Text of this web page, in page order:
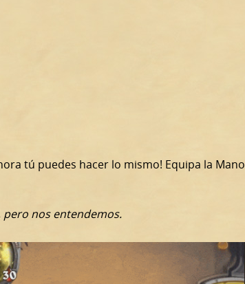
tú puedes hacer lo mismo! Equipa la Mano
nos entendemos.